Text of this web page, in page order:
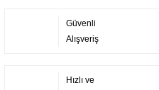
Güvenli
Alışveriş
Hızlı ve